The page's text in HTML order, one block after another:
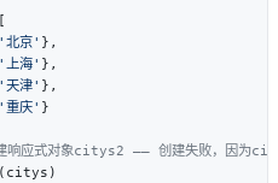
'北京'
'上海'
'天津'
'重庆'